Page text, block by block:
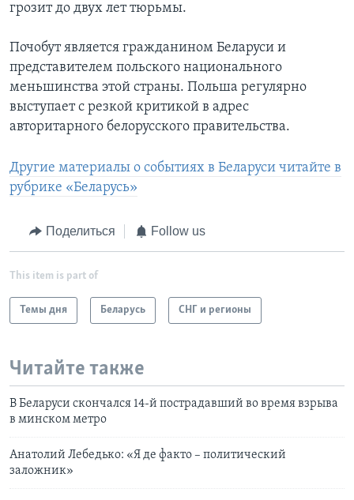
грозит до двух лет тюрьмы.
Почобут является гражданином Беларуси и
представителем польского национального
меньшинства этой страны. Польша регулярно
выступает с резкой критикой в адрес
авторитарного белорусского правительства.
Другие материалы о событиях в Беларуси читайте в
рубрике «Беларусь»
Поделиться Follow us
This item is part of
Темы дня Беларусь СНГ и регионы
Читайте также
В Беларуси скончался 14-й пострадавший во время взрыва
в минском метро
Анатолий Лебедько: «Я де факто – политический
заложник»